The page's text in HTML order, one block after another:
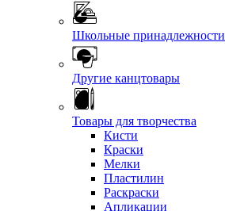
Школьные принадлежности
Другие канцтовары
Товары для творчества
Кисти
Краски
Мелки
Пластилин
Раскраски
Апликации